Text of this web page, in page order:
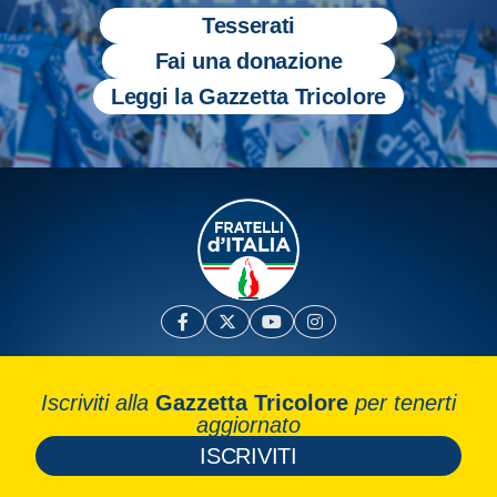
Tesserati
Fai una donazione
Leggi la Gazzetta Tricolore
Iscriviti alla Gazzetta Tricolore per tenerti
aggiornato
ISCRIVITI